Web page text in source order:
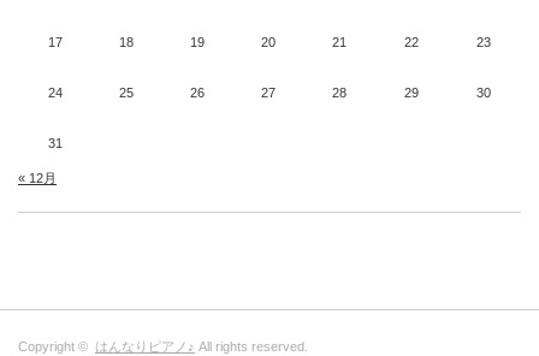
17 18 19 20 21 22 23
24 25 26 27 28 29 30
31
« 12月
Copyright © はんなりピアノ♪ All rights reserved.